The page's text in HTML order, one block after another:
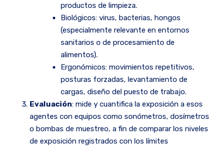
productos de limpieza.
Biológicos: virus, bacterias, hongos
(especialmente relevante en entornos
sanitarios o de procesamiento de
alimentos).
Ergonómicos: movimientos repetitivos,
posturas forzadas, levantamiento de
cargas, diseño del puesto de trabajo.
Evaluación: mide y cuantifica la exposición a esos
agentes con equipos como sonómetros, dosímetros
o bombas de muestreo, a fin de comparar los niveles
de exposición registrados con los límites